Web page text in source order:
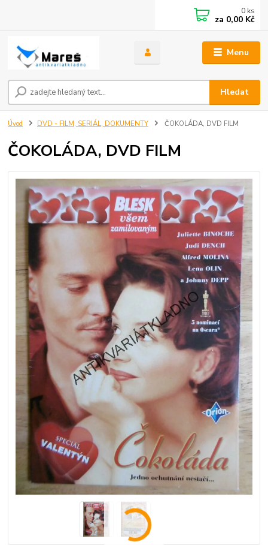
Menu
Hledat
0 ks
za 0,00 Kč
Úvod DVD - FILM, SERIÁL, DOKUMENTY ČOKOLÁDA, DVD FILM
ČOKOLÁDA, DVD FILM